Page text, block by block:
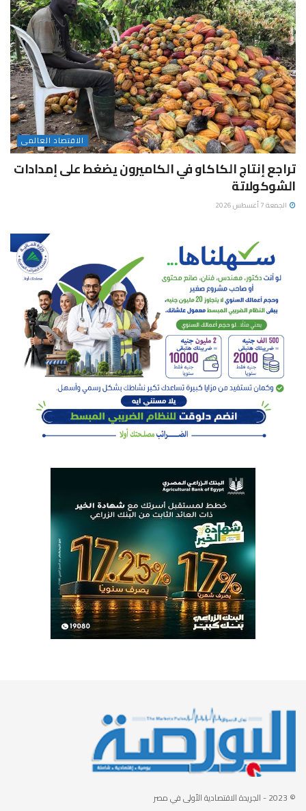
الاقتصاد العالمى
تراجع إنتاج الكاكاو في الكاميرون يضغط على إمدادات
الشوكولاتة
الجمعة 7 أغسطس 2026
© 2023 - الجريدة الاقتصادية الأولى في مصر